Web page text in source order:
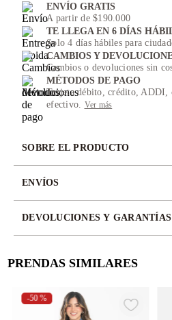
ENVÍO GRATIS
A partir de $190.000
TE LLEGA EN 6 DÍAS
Solo 4 días hábiles para
CAMBIOS Y
Cambios o devoluciones sin
MÉTODOS DE PAGO
Tarjeta débito, crédito, ADDI,
efectivo. Ver más
SOBRE EL PRODUCTO
ENVÍOS
DEVOLUCIONES Y GARANTÍAS
PRENDAS SIMILARES
-50 %